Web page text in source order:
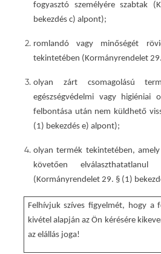
fogyasztó személyére szabtak
bekezdés c) alpont);
romlandó vagy minőségét
tekintetében (Kormányrendelet
olyan zárt csomagolású
egészségvédelmi vagy
felbontása után nem küldhető
(1) bekezdés e) alpont);
olyan termék tekintetében,
követően
(Kormányrendelet 29. § (1)
Felhívjuk szíves figyelmét, hogy
kivétel alapján az Ön kérésére
az elállás joga!